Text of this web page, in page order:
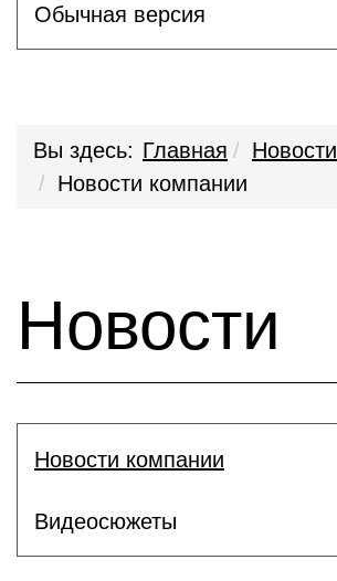
Обычная версия
Вы здесь: Главная
Новости
Новости компании
Новости
Новости компании
Видеосюжеты